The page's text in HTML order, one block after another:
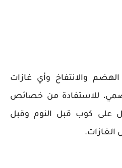
والانتفاخ وأي غازات
للاستفادة من خصائص
على كوب قبل النوم وقبل
الغازات.